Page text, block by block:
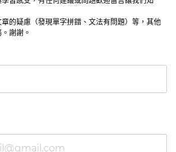
的疑慮（發現單字拼錯、文法有問題）等，其他
謝謝。